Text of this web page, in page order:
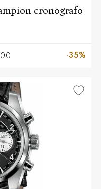
cronografo
-35%